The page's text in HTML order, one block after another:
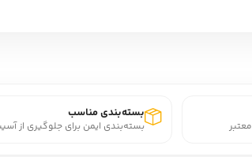
بسته‌بندی مناسب
بسته‌بندی ایمن برای جلوگیری از